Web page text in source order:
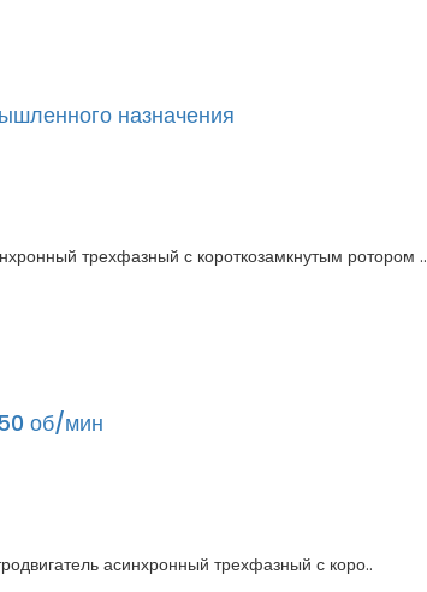
назначения
трехфазный с короткозамкнутым ротором ..
об/мин
асинхронный трехфазный с коро..